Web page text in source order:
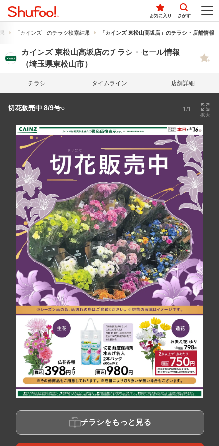
お気に入り さがす
「カインズ」のチラシ検索結果 「カインズ 東松山高坂店」のチラシ・店舗情報
カインズ 東松山高坂店のチラシ・セール情報
（埼玉県東松山市）
チラシ タイム ライン 店舗詳細
切花販売中 8/9号○ 1/1
拡大
チラシをもっと見る